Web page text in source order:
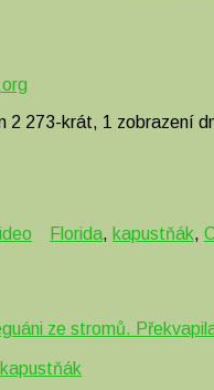
2 273-krát, 1 zobrazení
Florida, kapustňák,
ze stromů.